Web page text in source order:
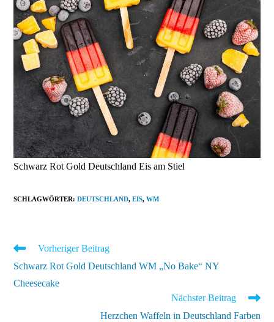
Schwarz Rot Gold Deutschland Eis am Stiel
SCHLAGWÖRTER:DEUTSCHLAND, EIS, WM
Weitere
ansehen
Vorheriger Beitrag
Schwarz Rot Gold Deutschland WM „No Bake“ NY
Cheesecake
Nächster Beitrag
Herzchen Waffeln in Deutschland Farben